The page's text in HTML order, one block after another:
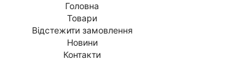
Головна
Товари
Відстежити замовлення
Новини
Контакти